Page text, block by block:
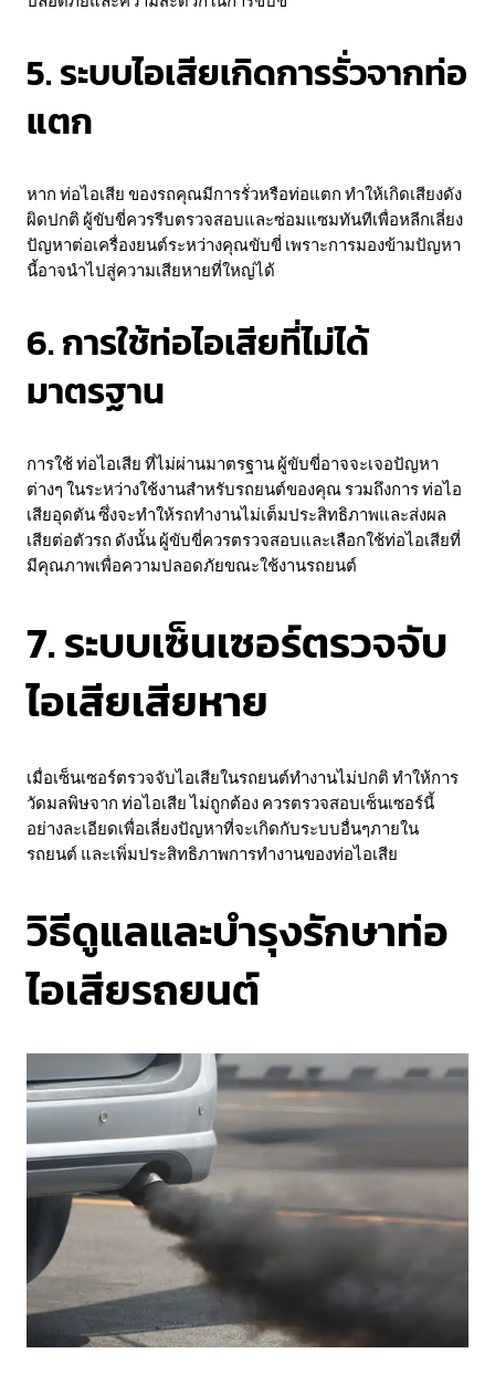
5. ระบบไอเสียเกิดการรั่วจากท่อ
แตก
หาก ท่อไอเสีย ของรถคุณมีการรั่วหรือท่อแตก ทำให้เกิดเสียงดัง
ผิดปกติ ผู้ขับขี่ควรรีบตรวจสอบและซ่อมแซมทันทีเพื่อหลีกเลี่ยง
ปัญหาต่อเครื่องยนต์ระหว่างคุณขับขี่ เพราะการมองข้ามปัญหา
นี้อาจนำไปสู่ความเสียหายที่ใหญ่ได้
6. การใช้ท่อไอเสียที่ไม่ได้
มาตรฐาน
การใช้ ท่อไอเสีย ที่ไม่ผ่านมาตรฐาน ผู้ขับขี่อาจจะเจอปัญหา
ต่างๆ ในระหว่างใช้งานสำหรับรถยนต์ของคุณ รวมถึงการ ท่อไอ
เสียอุดตัน ซึ่งจะทำให้รถทำงานไม่เต็มประสิทธิภาพและส่งผล
เสียต่อตัวรถ ดังนั้น ผู้ขับขี่ควรตรวจสอบและเลือกใช้ท่อไอเสียที่
มีคุณภาพเพื่อความปลอดภัยขณะใช้งานรถยนต์
7. ระบบเซ็นเซอร์ตรวจจับ
ไอเสียเสียหาย
เมื่อเซ็นเซอร์ตรวจจับไอเสียในรถยนต์ทำงานไม่ปกติ ทำให้การ
วัดมลพิษจาก ท่อไอเสีย ไม่ถูกต้อง ควรตรวจสอบเซ็นเซอร์นี้
อย่างละเอียดเพื่อเลี่ยงปัญหาที่จะเกิดกับระบบอื่นๆภายใน
รถยนต์ และเพิ่มประสิทธิภาพการทำงานของท่อไอเสีย
วิธีดูแลและบำรุงรักษาท่อ
ไอเสียรถยนต์